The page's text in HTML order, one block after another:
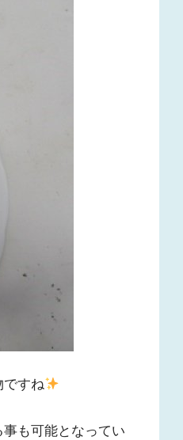
ですね
も可能となってい